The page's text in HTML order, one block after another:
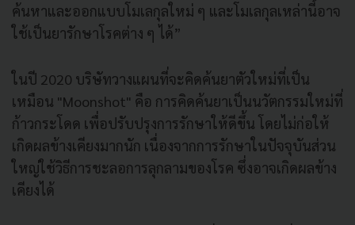
ค้นหาและออกแบบโมเลกุลใหม่ ๆ และโมเลกุลเหล่านี้อาจ
ใช้เป็นยารักษาโรคต่าง ๆ ได้”
ในปี 2020 บริษัทวางแผนที่จะคิดค้นยาตัวใหม่ที่เป็น
เหมือน "Moonshot" คือ การคิดค้นยาเป็นนวัตกรรมใหม่ที่
ก้าวกระโดด เพื่อปรับปรุงการรักษาให้ดีขึ้น โดยไม่ก่อให้
เกิดผลข้างเคียงมากนัก เนื่องจากการรักษาในปัจจุบันส่วน
ใหญ่ใช้วิธีการชะลอการลุกลามของโรค ซึ่งอาจเกิดผลข้าง
เคียงได้